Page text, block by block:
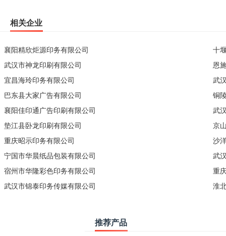
相关企业
襄阳精欣炬源印务有限公司
武汉市神龙印刷有限公司
宜昌海玲印务有限公司
巴东县大家广告有限公司
襄阳佳印通广告印刷有限公司
垫江县卧龙印刷有限公司
重庆昭示印务有限公司
宁国市华晨纸品包装有限公司
宿州市华隆彩色印务有限公司
武汉市锦泰印务传媒有限公司
十
恩
武
铜
武
京
沙
武
重
淮
推荐产品